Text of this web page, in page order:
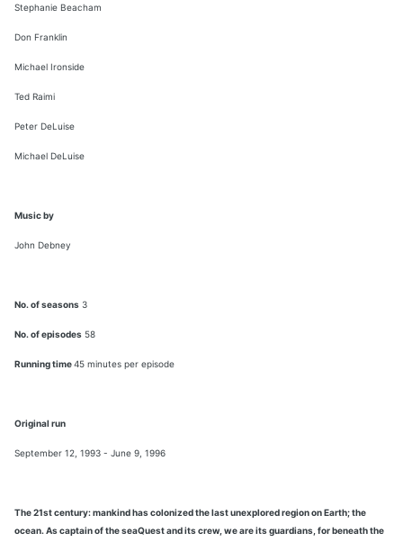
Stephanie Beacham
Don Franklin
Michael Ironside
Ted Raimi
Peter DeLuise
Michael DeLuise
Music by
John Debney
No. of seasons 3
No. of episodes 58
Running time45 minutes per episode
Original run
September 12, 1993 - June 9, 1996
The 21st century: mankind has colonized the last unexplored region on Earth; the
ocean. As captain of the seaQuest and its crew, we are its guardians, for beneath the